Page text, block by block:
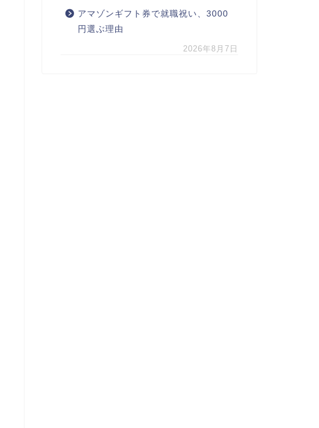
アマゾンギフト券で就職祝い、3000
円選ぶ理由
2026年8月7日